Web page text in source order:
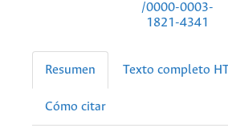
/0000-0003-
1821-4341
Resumen Texto completo
Cómo citar